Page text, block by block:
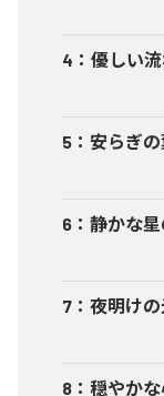
4 ： 優しい
5 ： 安らぎ
6 ： 静かな星
7 ： 夜明け
8 ： 穏やか